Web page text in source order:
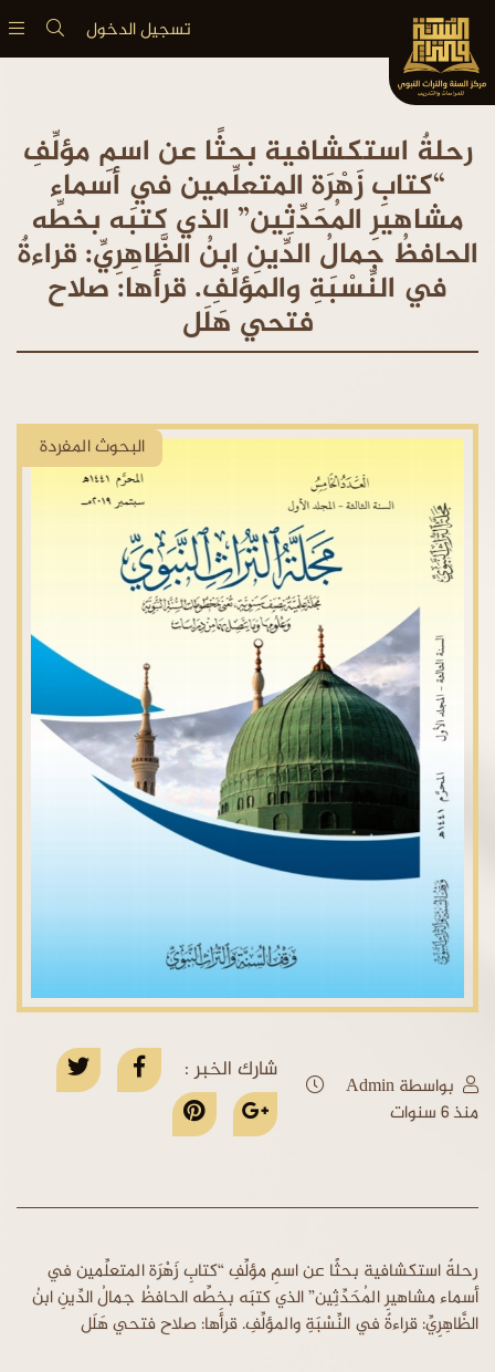
تسجيل الدخول
رحلةٌ استكشافية بحثًا عن اسمِ مؤلِّفِ
“كتابِ زَهْرَة المتعلِّمين في أسماء
مشاهيرِ المُحَدِّثِين” الذي كتبَه بخطِّه
الحافظُ جمالُ الدِّينِ ابنُ الظَّاهِرِيِّ: قراءةٌ
في النِّسْبَةِ والمؤلِّفِ. قرأَها: صلاح
فتحي هَلَل
البحوث المفردة
بواسطة Admin
منذ 6 سنوات
شارك الخبر :
رحلةٌ استكشافية بحثًا عن اسمِ مؤلِّفِ “كتابِ زَهْرَة المتعلِّمين في
أسماء مشاهيرِ المُحَدِّثِين” الذي كتبَه بخطِّه الحافظُ جمالُ الدِّينِ ابنُ
الظَّاهِرِيِّ: قراءةٌ في النِّسْبَةِ والمؤلِّفِ. قرأَها: صلاح فتحي هَلَل